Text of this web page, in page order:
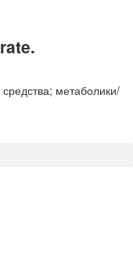
метаболики/